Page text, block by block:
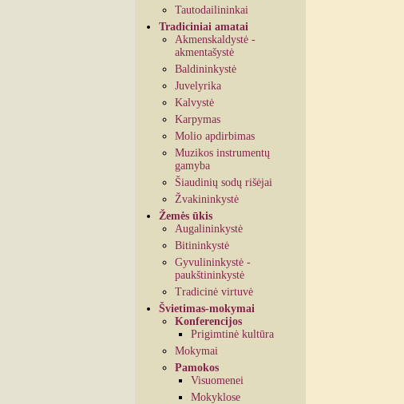
Tautodailininkai
Tradiciniai amatai
Akmenskaldystė -
akmentašystė
Baldininkystė
Juvelyrika
Kalvystė
Karpymas
Molio apdirbimas
Muzikos instrumentų
gamyba
Šiaudinių sodų rišėjai
Žvakininkystė
Žemės ūkis
Augalininkystė
Bitininkystė
Gyvulininkystė -
paukštininkystė
Tradicinė virtuvė
Švietimas-mokymai
Konferencijos
Prigimtinė kultūra
Mokymai
Pamokos
Visuomenei
Mokyklose